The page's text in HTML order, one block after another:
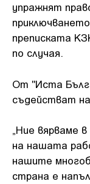
упражнят
преписката
по случая.
От "Иста
съдействат
„Ние вярваме
на нашата
нашите
страна е